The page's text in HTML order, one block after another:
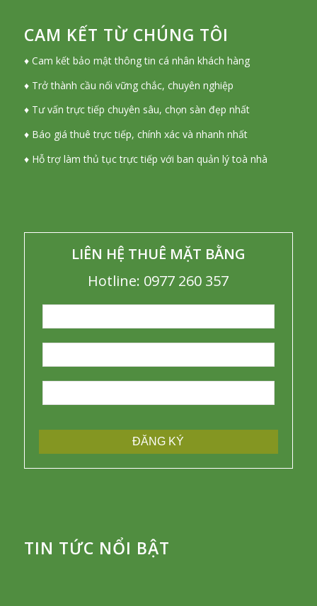
CAM KẾT TỪ CHÚNG TÔI
♦ Cam kết bảo mật thông tin cá nhân khách hàng
♦ Trở thành cầu nối vững chắc, chuyên nghiệp
♦ Tư vấn trực tiếp chuyên sâu, chọn sàn đẹp nhất
♦ Báo giá thuê trực tiếp, chính xác và nhanh nhất
♦ Hỗ trợ làm thủ tục trực tiếp với ban quản lý toà nhà
LIÊN HỆ THUÊ MẶT BẰNG
Hotline: 0977 260 357
TIN TỨC NỔI BẬT